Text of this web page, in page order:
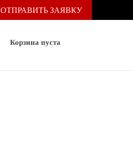
ОТПРАВИТЬ ЗАЯВКУ
Корзина пуста